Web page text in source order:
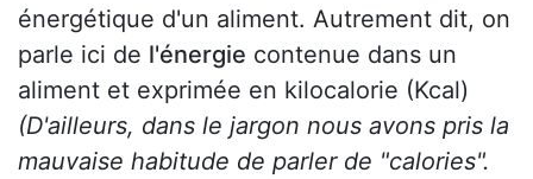
énergétique d'un aliment. Autrement dit, on
parle ici de l'énergie contenue dans un
aliment et exprimée en kilocalorie (Kcal)
(D'ailleurs, dans le jargon nous avons pris la
mauvaise habitude de parler de "calories".